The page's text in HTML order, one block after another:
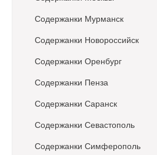
Содержанки Мурманск
Содержанки Новороссийск
Содержанки Оренбург
Содержанки Пенза
Содержанки Саранск
Содержанки Севастополь
Содержанки Симферополь